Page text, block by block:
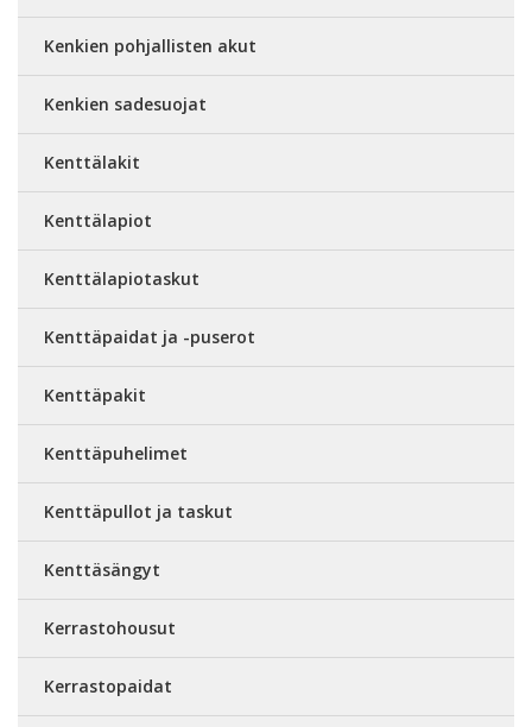
Kenkien pohjallisten akut
Kenkien sadesuojat
Kenttälakit
Kenttälapiot
Kenttälapiotaskut
Kenttäpaidat ja -puserot
Kenttäpakit
Kenttäpuhelimet
Kenttäpullot ja taskut
Kenttäsängyt
Kerrastohousut
Kerrastopaidat